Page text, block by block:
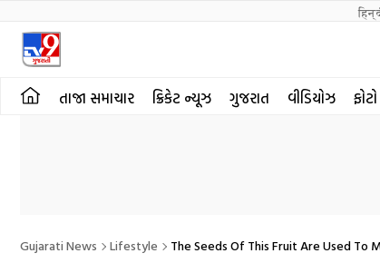
તાજા સમાચાર ક્રિકેટ ન્યૂઝ ગુજરાત વીડિયોઝ
Gujarati News Lifestyle The Seeds Of This Fruit Are Used To